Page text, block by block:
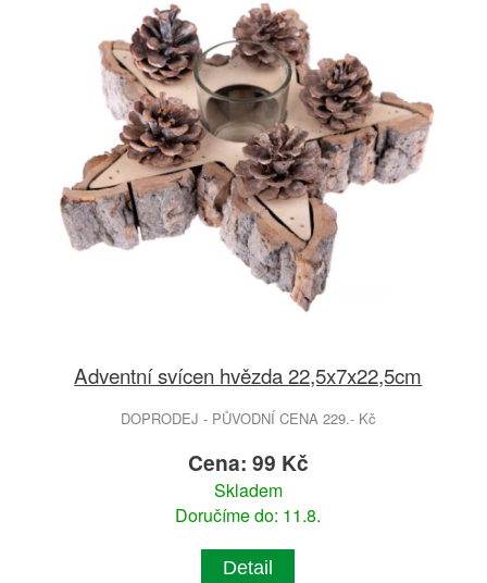
Adventní svícen hvězda 22,5x7x22,5cm
DOPRODEJ - PŮVODNÍ CENA 229.- Kč
Cena: 99 Kč
Skladem
Doručíme do: 11.8.
Detail